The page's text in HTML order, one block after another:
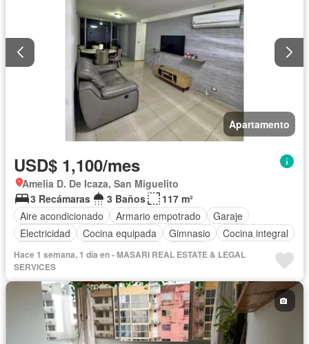
Apartamento
USD$ 1,100/mes
Amelia D. De Icaza, San Miguelito
3 Recámaras
3 Baños
117 m²
Aire acondicionado
Armario empotrado
Garaje
Electricidad
Cocina equipada Gimnasio
Cocina integral
Gas natural
Vista panorámica Piscina
Hace 1 semana, 1 día en - MASARI REAL ESTATE & LEGAL
SERVICES